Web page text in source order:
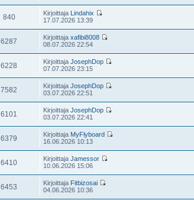
840 Kirjoittaja Lindahix
17.07.2026 13:39
6287 Kirjoittajaxafibi8008
08.07.2026 22:54
6228 KirjoittajaJosephDop
07.07.2026 23:15
7582 KirjoittajaJosephDop
03.07.2026 22:51
6101 KirjoittajaJosephDop
03.07.2026 22:41
6379 Kirjoittaja MyFlyboard
16.06.2026 10:13
6410 KirjoittajaJamessor
10.06.2026 15:06
6453 Kirjoittaja Fitbizosai
04.06.2026 10:36